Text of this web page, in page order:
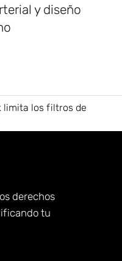
y diseño
limita los filtros de
derechos
tu